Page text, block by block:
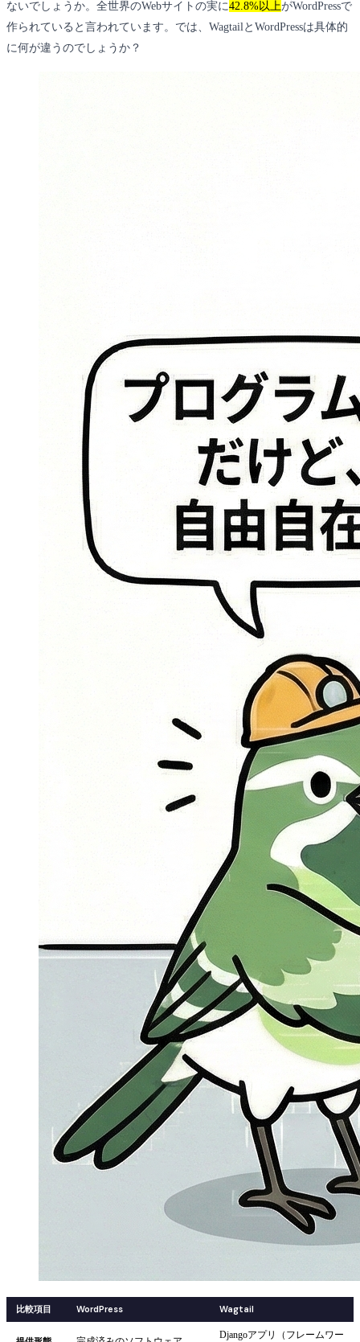
ないでしょうか。全世界のWebサイトの実に42.8%以上がWordPressで
作られていると言われています。では、WagtailとWordPressは具体的
に何が違うのでしょうか？
比較項目 WordPress Wagtail
Djangoアプリ（フレームワー